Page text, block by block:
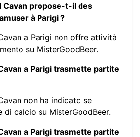
Cavan propose-t-il des
à Parigi ?
a Parigi non offre attività
su MisterGoodBeer.
a Parigi trasmette partite
non ha indicato se
calcio su MisterGoodBeer.
a Parigi trasmette partite